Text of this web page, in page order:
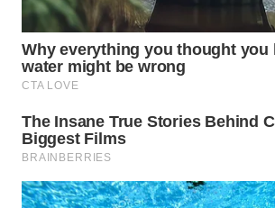
WN
PURWAKARTA
WN
TIMUR
SEMARANG